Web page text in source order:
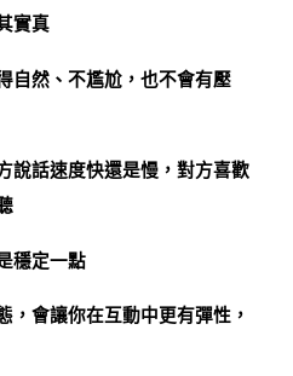
實真
自然、不尷尬，也不會有壓
說話速度快還是慢，對方喜歡
穩定一點
，會讓你在互動中更有彈性，